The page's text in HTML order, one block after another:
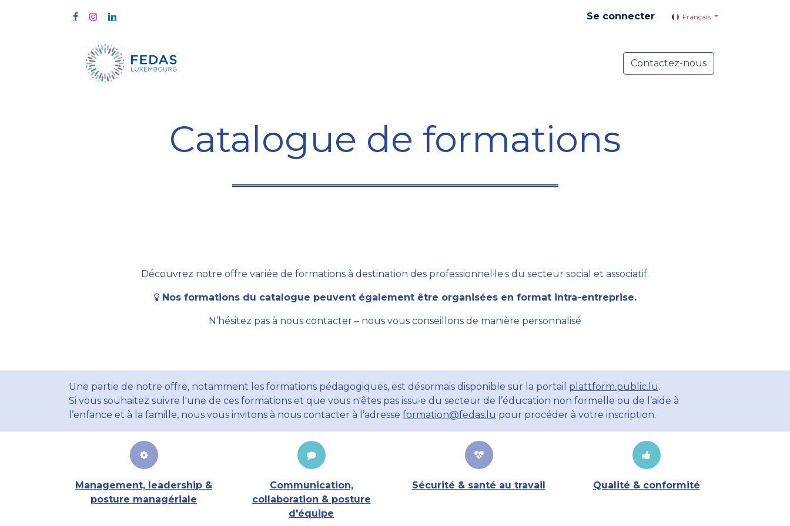
Se connecter Français
Actualités
Contactez-nous
Catalogue de formations
Découvrez notre offre variée de formations à destination des professionnel·le·s du secteur social et associatif.
Nos formations du catalogue peuvent également être organisées en format intra-entreprise.
N’hésitez pas à nous contacter – nous vous conseillons de manière personnalisé
Une partie de notre offre, notamment les formations pédagogiques, est désormais disponible sur la portail plattform.public.lu.
Si vous souhaitez suivre l'une de ces formations et que vous n'êtes pas issu·e du secteur de l’éducation non formelle ou de l’aide à
l’enfance et à la famille, nous vous invitons à nous contacter à l’adresse formation@fedas.lu pour procéder à votre inscription.
Management, leadership &
posture managériale
Communication,
collaboration & posture
d'équipe
Sécurité & santé au travail Qualité & conformité